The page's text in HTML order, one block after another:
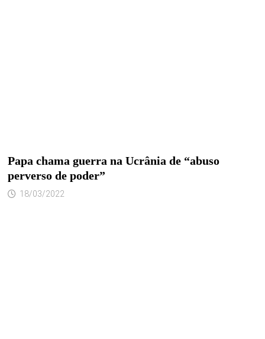
Papa chama guerra na Ucrânia de “abuso
perverso de poder”
18/03/2022